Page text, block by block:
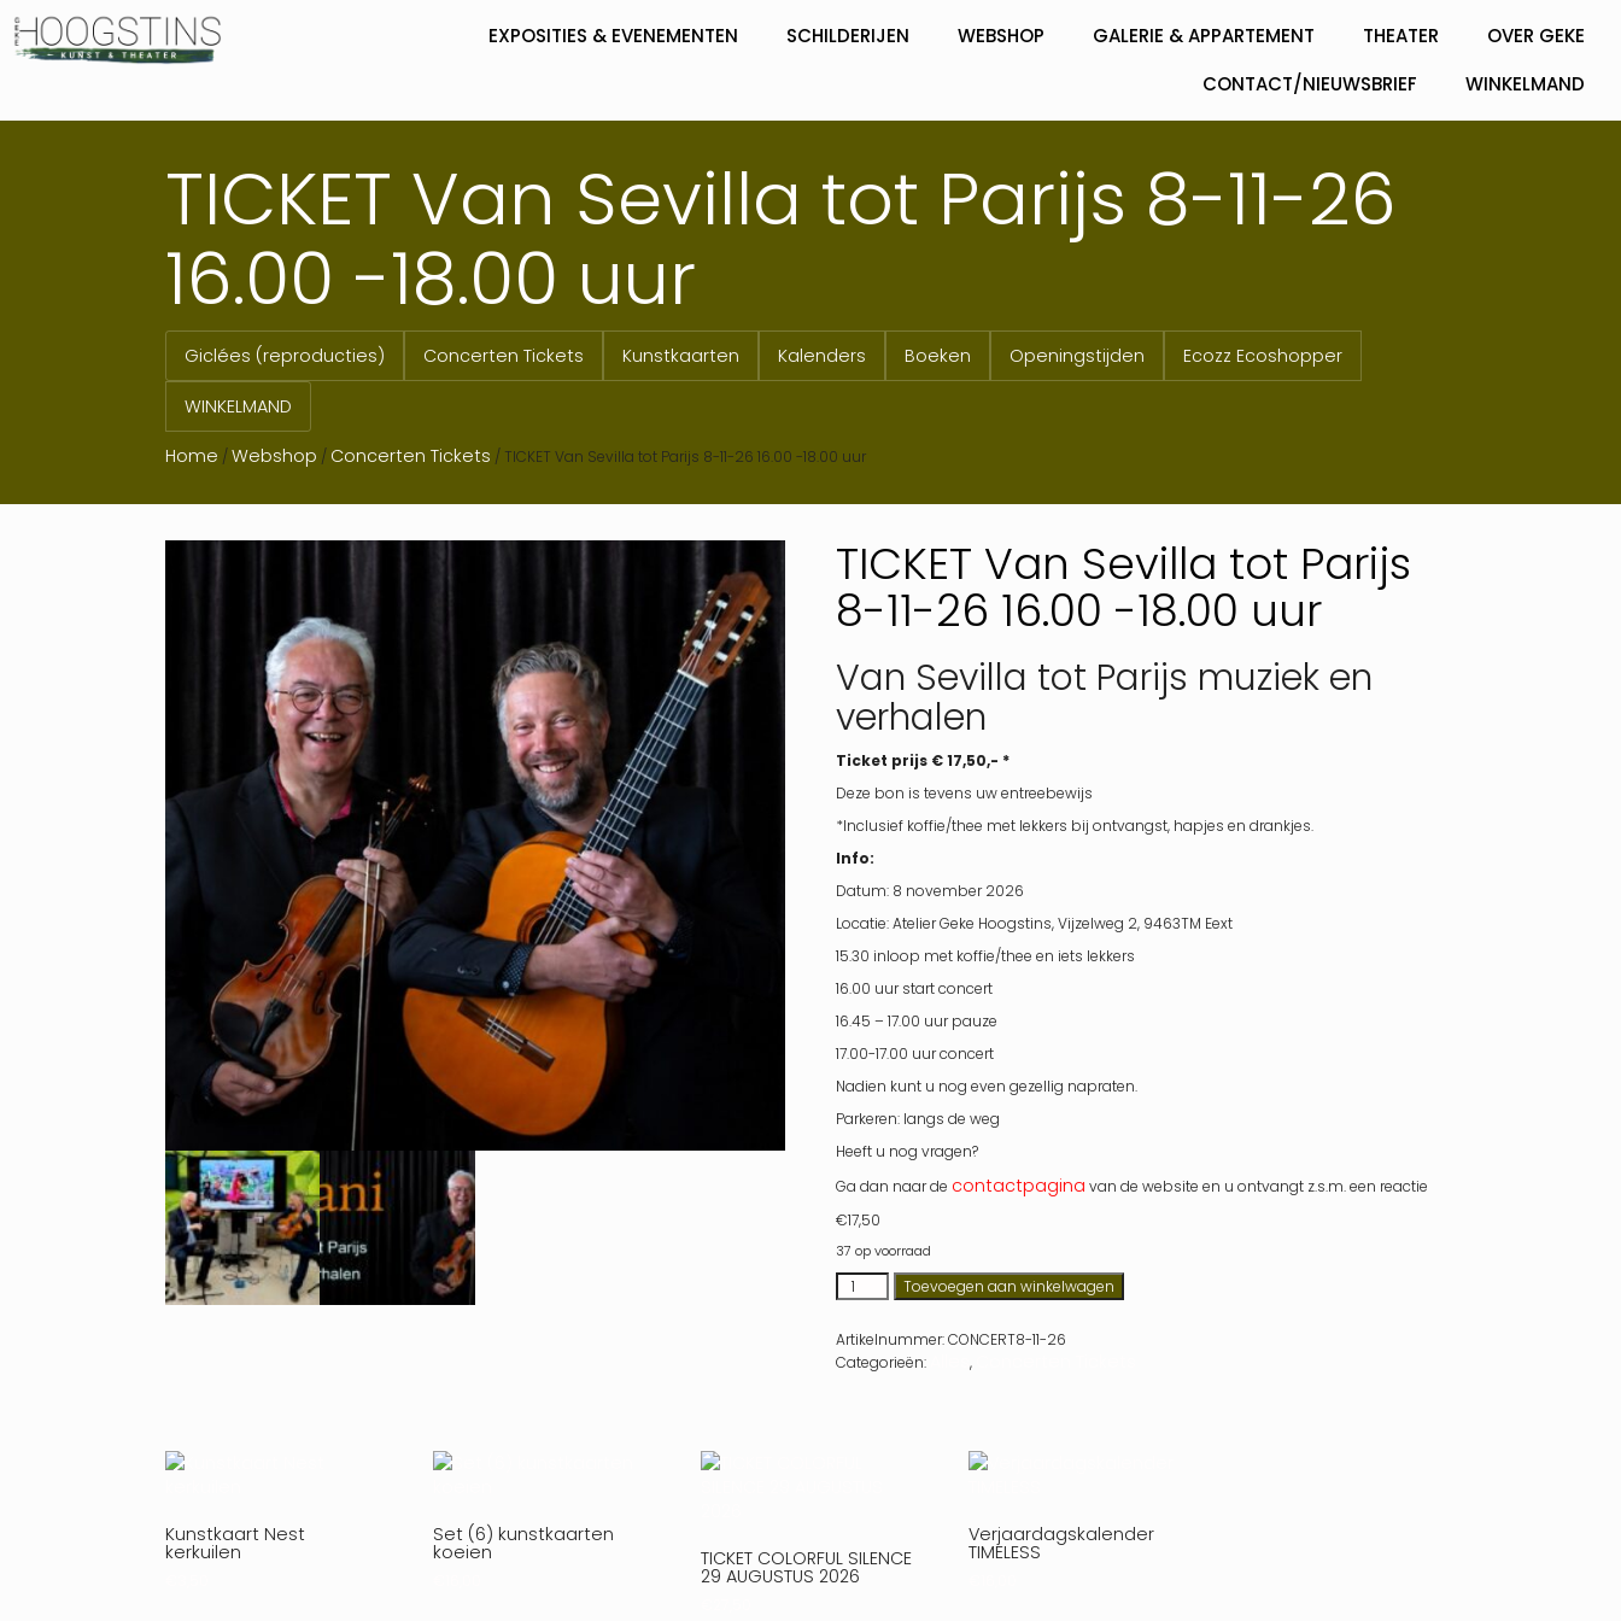
EXPOSITIES & EVENEMENTEN SCHILDERIJEN WEBSHOP GALERIE & APPARTEMENT THEATER
OVER GEKE
CONTACT/NIEUWSBRIEF
WINKELMAND
TICKET Van Sevilla tot Parijs 8-11-26
16.00 -18.00 uur
Giclées (reproducties) Concerten Tickets Kunstkaarten Kalenders Boeken Openingstijden Ecozz Ecoshopper
WINKELMAND
Home / Webshop / Concerten Tickets / TICKET Van Sevilla tot Parijs 8-11-26 16.00 -18.00 uur
TICKET Van Sevilla tot Parijs
8-11-26 16.00 -18.00 uur
Van Sevilla tot Parijs muziek en
verhalen
Ticket prijs € 17,50,- *
Deze bon is tevens uw entreebewijs
*Inclusief koffie/thee met lekkers bij ontvangst, hapjes en drankjes.
Info:
Datum: 8 november 2026
Locatie: Atelier Geke Hoogstins, Vijzelweg 2, 9463TM Eext
15.30 inloop met koffie/thee en iets lekkers
16.00 uur start concert
16.45 – 17.00 uur pauze
17.00-17.00 uur concert
Nadien kunt u nog even gezellig napraten.
Parkeren: langs de weg
Heeft u nog vragen?
Ga dan naar de contactpagina van de website en u ontvangt z.s.m. een reactie
€17,50
37 op voorraad
Toevoegen aan winkelwagen
Artikelnummer:CONCERT8-11-26
Categorieën:
Alles,
Kunstkaart Nest
kerkuilen
Set (6) kunstkaarten
koeien TICKET COLORFUL SILENCE
29 AUGUSTUS 2026
Verjaardagskalender
TIMELESS